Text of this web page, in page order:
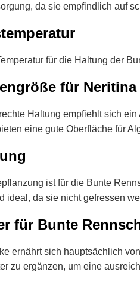
da sie empfindlich auf
für die Haltung der
für
Haltung empfiehlt sich
eine gute Oberfläche für
ist für die Bunte
ideal, da sie nicht gefressen
für Bunte
ernährt sich hauptsächlich
zu ergänzen, um eine